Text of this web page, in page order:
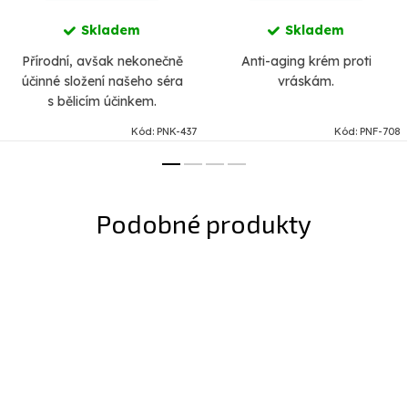
Skladem
Přírodní, avšak nekonečně
účinné složení našeho séra
s bělicím účinkem.
Kód: PNK-437
Skladem
Anti-aging krém proti
vráskám.
Kód: PNF-708